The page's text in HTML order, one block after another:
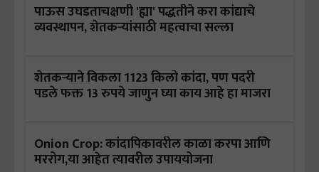
पाऊस उघडताचक्षणी 'ह्या' पद्धतीने करा कांद्याचे
व्यवस्थापन, शेतकऱ्यांसाठी महत्वाचा सल्ला
शेतकऱ्याने विकला 1123 किलो कांदा, पण पदरी
पडले फक्त 13 रुपये जाणुन घ्या काय आहे हा माजरा
Onion Crop: कांदापिकावरील काळा करपा आणि
मररोग,या आहेत त्यावरील उपाययोजना